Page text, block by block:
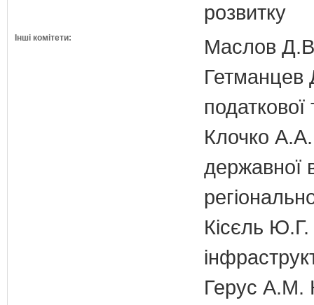
розвитку
Інші комітети:
Маслов Д.В.
Гетманцев
податкової
Клочко А.А.
державної
Кісєль Ю.Г.
Герус А.М.